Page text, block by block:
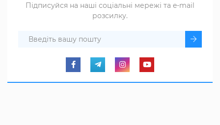
Підписуйся на наші соціальні мережі та e-mail
розсилку.